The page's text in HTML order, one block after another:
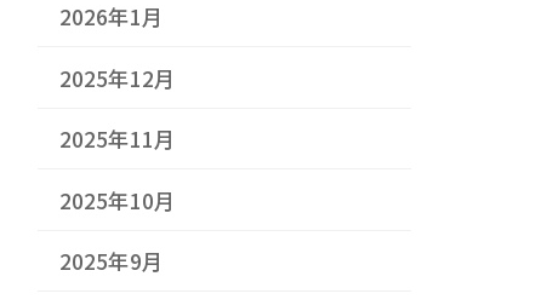
2026年1月
2025年12月
2025年11月
2025年10月
2025年9月